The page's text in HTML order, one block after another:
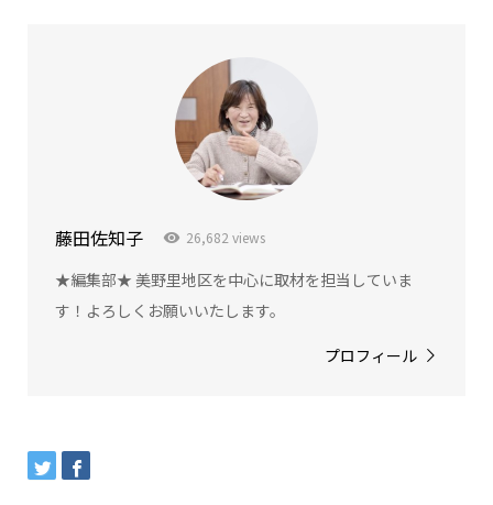
藤田佐知子 26,682 views
★編集部★ 美野里地区を中心に取材を担当していま
す！よろしくお願いいたします。
プロフィール